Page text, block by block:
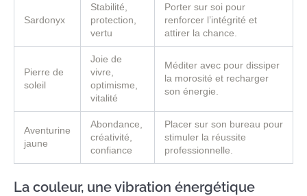
Sardonyx
Stabilité,
protection,
vertu
Porter sur soi pour
renforcer l’intégrité et
attirer la chance.
Pierre de
soleil
Joie de
vivre,
optimisme,
vitalité
Méditer avec pour dissiper
la morosité et recharger
son énergie.
Aventurine
jaune
Abondance,
créativité,
confiance
Placer sur son bureau pour
stimuler la réussite
professionnelle.
La couleur, une vibration énergétique